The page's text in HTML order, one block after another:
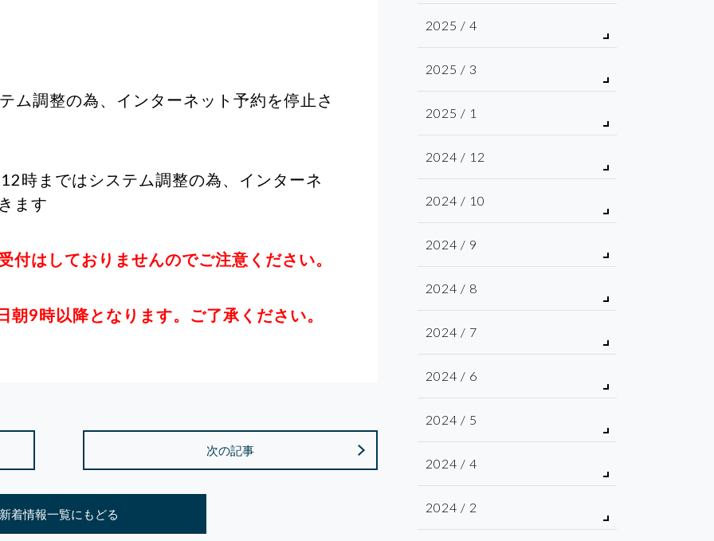
2025 / 4
2025 / 3
2025 / 1
2024 / 12
2024 / 10
2024 / 9
2024 / 8
2024 / 7
2024 / 6
2024 / 5
2024 / 4
2024 / 2
調整の為、インターネット予約を停止さ
時まではシステム調整の為、インターネ
ます
はしておりませんのでご注意ください。
9時以降となります。ご了承ください。
次の記事
新着情報一覧にもどる